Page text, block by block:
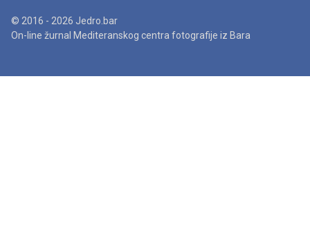
© 2016 - 2026 Jedro.bar
On-line žurnal Mediteranskog centra fotografije iz Bara